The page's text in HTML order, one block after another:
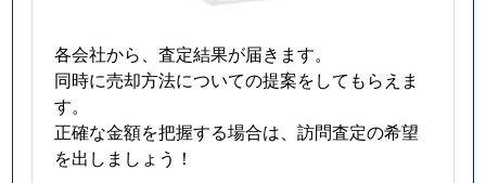
各会社から、査定結果が届きます。
同時に売却方法についての提案をしてもらえま
す。
正確な金額を把握する場合は、訪問査定の希望
を出しましょう！